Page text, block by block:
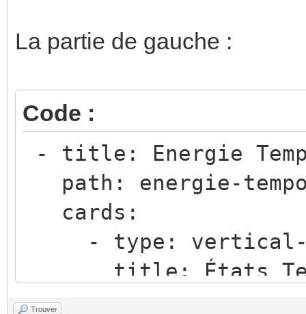
La partie de gauche :
Code :
- title: Energie
path: energie-
cards:
- type: vertical-
title: États
cards:
Trouver